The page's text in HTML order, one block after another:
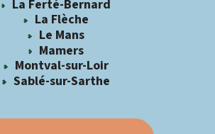
La Ferté-Bernard
La Flèche
Le Mans
Mamers
Montval-sur-Loir
Sablé-sur-Sarthe